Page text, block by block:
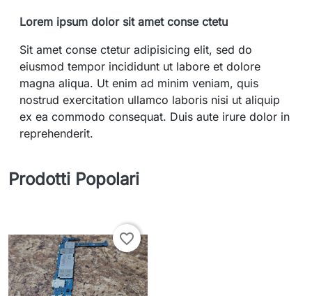
Lorem ipsum dolor sit amet conse ctetu
Sit amet conse ctetur adipisicing elit, sed do
eiusmod tempor incididunt ut labore et dolore
magna aliqua. Ut enim ad minim veniam, quis
nostrud exercitation ullamco laboris nisi ut aliquip
ex ea commodo consequat. Duis aute irure dolor in
reprehenderit.
Prodotti Popolari
favorite_border